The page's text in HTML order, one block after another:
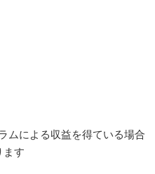
ムによる収益を得ている場合
ます